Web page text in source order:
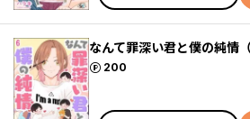
なんて罪深い君と僕の純情
200
ポイント